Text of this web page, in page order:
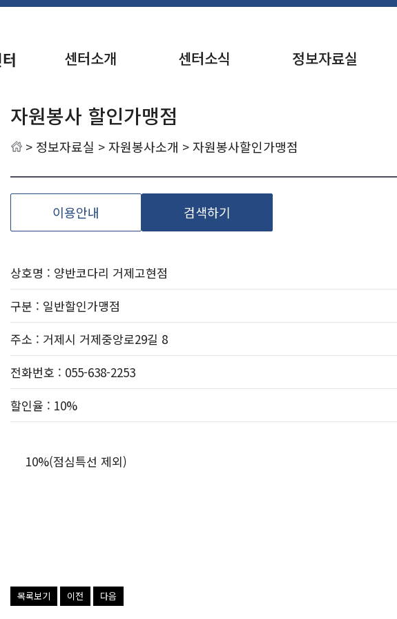
센터소개 센터소식 정보자료실
자원봉사 할인가맹점
> 정보자료실 >자원봉사소개 > 자원봉사할인가맹점
이용안내 검색하기
상호명 : 양반코다리 거제고현점
구분 : 일반할인가맹점
주소 : 거제시 거제중앙로29길 8
전화번호 : 055-638-2253
할인율 : 10%
10%(점심특선 제외)
목록보기 이전 다음